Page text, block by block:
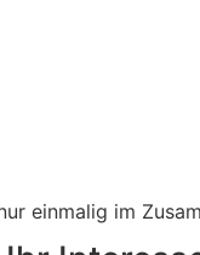
einmalig im